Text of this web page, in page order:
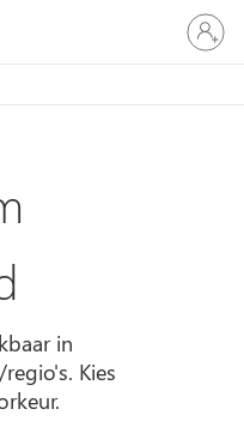
Meld
je
aan
je
in
Kies